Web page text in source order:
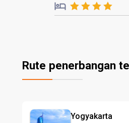
Rute penerbangan
Yogyakarta